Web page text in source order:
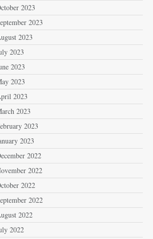
2023
2023
2023
2023
2023
2023
2023
2023
2023
2023
2022
2022
2022
2022
2022
2022